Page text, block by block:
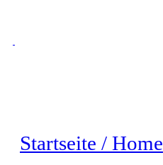
Startseite / Home